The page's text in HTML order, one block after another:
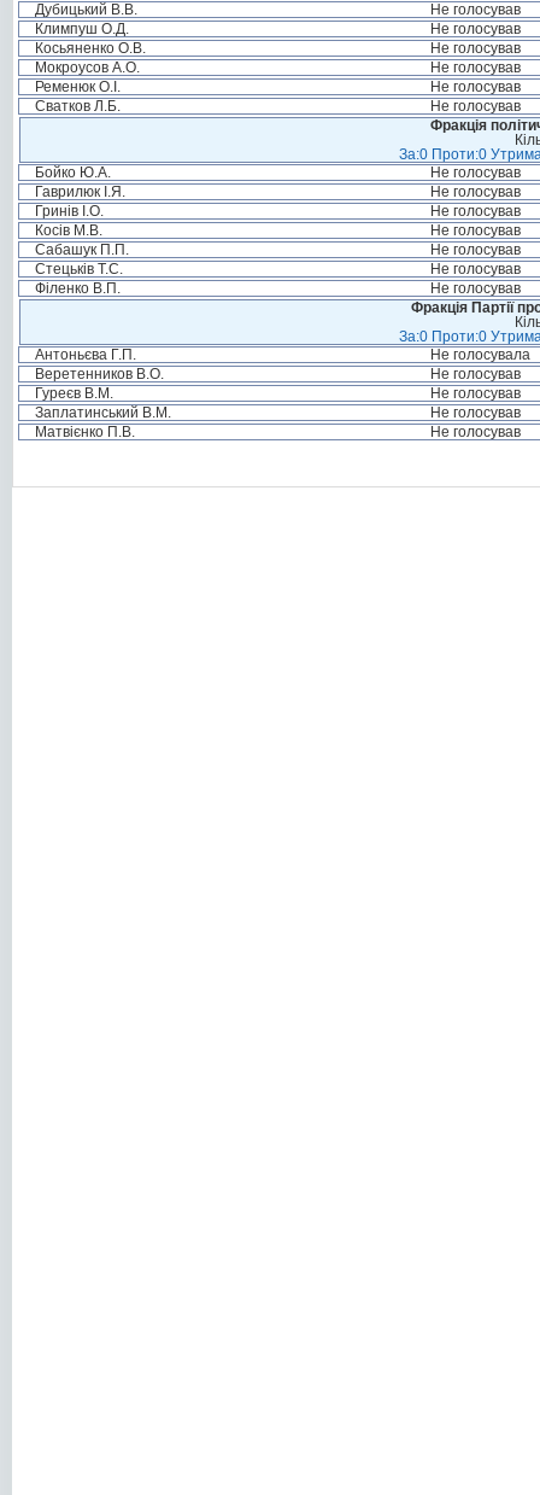
Дубицький В.В.
Не голосував
Климпуш О.Д.
Не голосував
Косьяненко О.В.
Не голосував
Мокроусов А.О.
Не голосував
Ременюк О.І.
Не голосував
Сватков Л.Б.
Не голосував
Фракція
За:0 Проти:0
Бойко Ю.А.
Не голосував
Гаврилюк І.Я.
Не голосував
Гринів І.О.
Не голосував
Косів М.В.
Не голосував
Сабашук П.П.
Не голосував
Стецьків Т.С.
Не голосував
Філенко В.П.
Не голосував
Фракція Партії
За:0 Проти:0
Антоньєва Г.П.
Не голосувала
Веретенников В.О.
Не голосував
Гуреєв В.М.
Не голосував
Заплатинський В.М.
Не голосував
Матвієнко П.В.
Не голосував